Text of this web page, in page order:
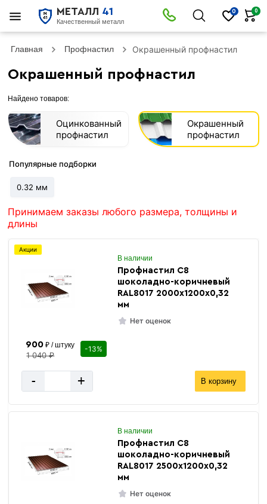
МЕТАЛЛ 41
Качественный металл
0 0
Главная Профнастил Окрашенный профнастил
Окрашенный профнастил
Найдено товаров:
Оцинкованный
профнастил
Окрашенный
профнастил
Популярные подборки
0.32 мм
Принимаем заказы любого размера, толщины и
длины
Акции
В наличии
Профнастил С8
шоколадно-коричневый
RAL8017 2000х1200х0,32
мм
Нет оценок
900 ₽ / штуку
1 040 ₽
-13%
- + В корзину
В наличии
Профнастил С8
шоколадно-коричневый
RAL8017 2500х1200х0,32
мм
Нет оценок